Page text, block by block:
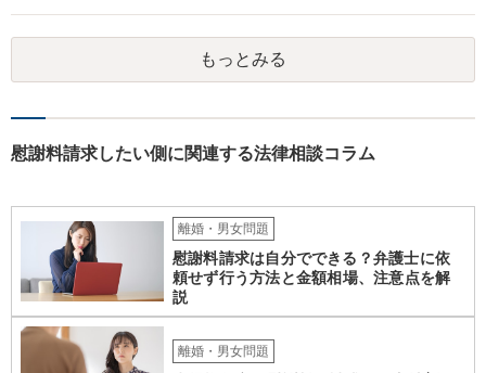
もっとみる
慰謝料請求したい側に関連する法律相談コラム
離婚・男女問題
慰謝料請求は自分でできる？弁護士に依
頼せず行う方法と金額相場、注意点を解
説
離婚・男女問題